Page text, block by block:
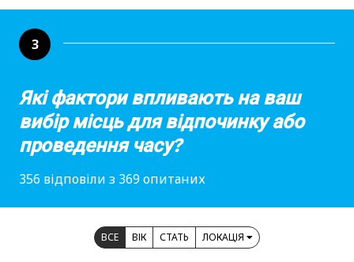
3
Які фактори впливають на ваш
вибір місць для відпочинку або
проведення часу?
356 відповіли з 369 опитаних
ВСЕ ВІК СТАТЬ ЛОКАЦІЯ